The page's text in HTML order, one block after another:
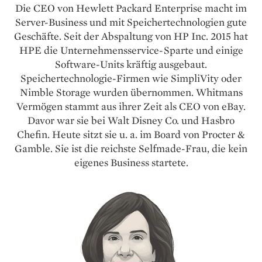
Die CEO von Hewlett Packard Enterprise macht im
Server-Business und mit Speichertechnologien gute
Geschäfte. Seit der Abspaltung von HP Inc. 2015 hat
HPE die Unternehmensservice-Sparte und einige
Software-Units kräftig ausgebaut.
Speichertechnologie-Firmen wie SimpliVity oder
Nimble Storage wurden übernommen. Whitmans
Vermögen stammt aus ihrer Zeit als CEO von eBay.
Davor war sie bei Walt Disney Co. und Hasbro
Chefin. Heute sitzt sie u. a. im Board von Procter &
Gamble. Sie ist die reichste Selfmade-Frau, die kein
eigenes Business startete.